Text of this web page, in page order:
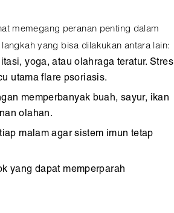
memegang peranan penting dalam
yang bisa dilakukan antara lain:
yoga, atau olahraga teratur. Stres
utama flare psoriasis.
memperbanyak buah, sayur, ikan
olahan.
malam agar sistem imun tetap
yang dapat memperparah